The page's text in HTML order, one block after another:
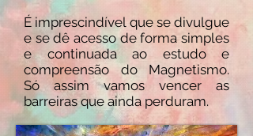
É imprescindível que se divulgue
e se dê acesso de forma simples
e continuada ao estudo e
compreensão do Magnetismo.
Só assim vamos vencer as
barreiras que ainda perduram.